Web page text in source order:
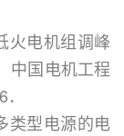
火电机组调峰
中国电机工程
类型电源的电